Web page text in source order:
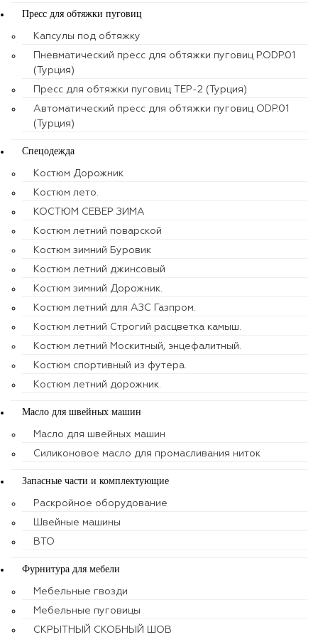
Пресс для обтяжки пуговиц
Капсулы под обтяжку
Пневматический пресс для обтяжки пуговиц P.ODP.01
(Турция)
Пресс для обтяжки пуговиц TEP-2 (Турция)
Автоматический пресс для обтяжки пуговиц ODP.01
(Турция)
Спецодежда
Костюм Дорожник
Костюм лето.
КОСТЮМ СЕВЕР ЗИМА
Костюм летний поварской
Костюм зимний Буровик
Костюм летний джинсовый
Костюм зимний Дорожник.
Костюм летний для АЗС Газпром.
Костюм летний Строгий расцветка камыш.
Костюм летний Москитный, энцефалитный.
Костюм спортивный из футера.
Костюм летний дорожник.
Масло для швейных машин
Масло для швейных машин
Силиконовое масло для промасливания ниток
Запасные части и комплектующие
Раскройное оборудование
Швейные машины
ВТО
Фурнитура для мебели
Мебельные гвозди
Мебельные пуговицы
СКРЫТНЫЙ СКОБНЫЙ ШОВ